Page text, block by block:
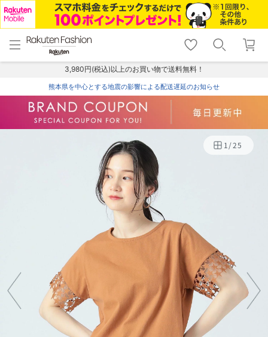
menu home
トップ
shopping_cart lock_outline
ログイン
3,980円(税込)以上のお買い物で送料無料！
熊本県を中心とする地震の影響による配送遅延のお知らせ
1/25